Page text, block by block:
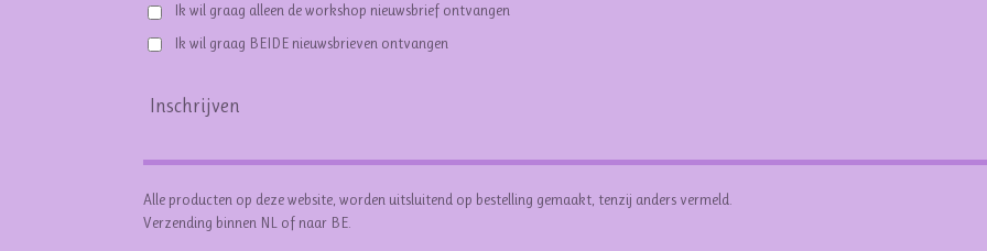
Ik wil graag alleen de workshop nieuwsbrief ontvangen
Ik wil graag BEIDE nieuwsbrieven ontvangen
Inschrijven
Alle producten op deze website, worden uitsluitend op bestelling gemaakt, tenzij anders vermeld.
Verzending binnen NL of naar BE.